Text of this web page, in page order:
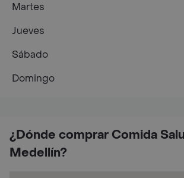
¿Dónde comprar Comida
Medellín?
Martes
Jueves
Sábado
Domingo